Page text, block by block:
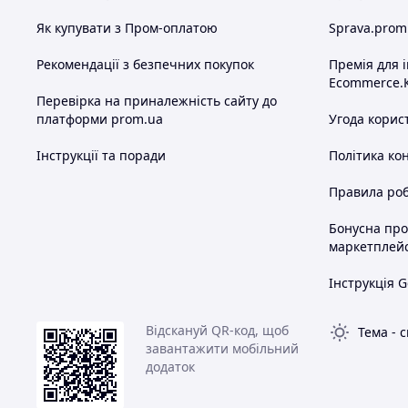
55 - номінальна подача (округлена, л/з)
D - відцентровий одноступінчатий двостороннього входу
90 - загальний напір при номінальній подачі в м. ст. ст.
А(В,С) - варіант зі зменшеним діаметром робочого колеса
ЧУ - механічне ущільнення валу. При відсутності цієї
Материал основных частей насоса при разных
Фланец сальниковый - нержавеющая сталь, чугун, бронза
Втулка конусная - нержавеющая сталь, чугун, бронза
Кольцо уплотнительное - нержавеющая сталь, чугун,
Як купувати з Пром-оплатою
Рекомендації з безпечних покупок
Перевірка на приналежність сайту до
платформи prom.ua
Інструкції та поради
Премія для
Угода
Політика
Правила
Бонусна
Інструкція
Відскануй QR-код, щоб
завантажити мобільний
додаток
Тема -